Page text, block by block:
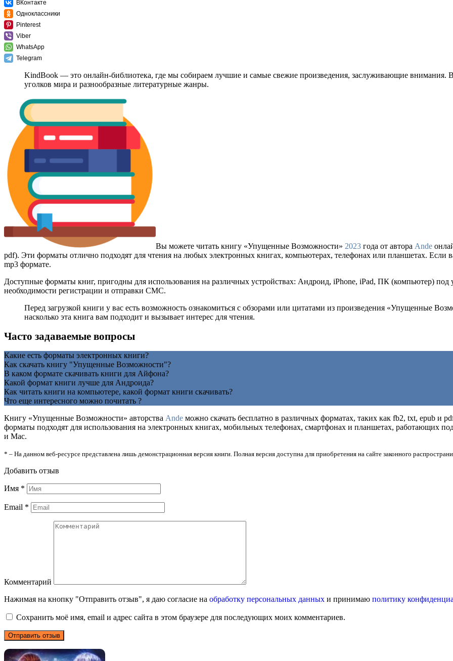
ВКонтакте
Одноклассники
Pinterest
Viber
WhatsApp
Telegram
KindBook — это онлайн-библиотека, где мы собираем лучшие и самые свежие произведения, заслуживающие внимания.
уголков мира и разнообразные литературные жанры.
Вы можете читать книгу «Упущенные Возможности» 2023 года от автора Ande
pdf). Эти форматы отлично подходят для чтения на любых электронных книгах, компьютерах, телефонах или планшетах. Если
mp3 формате.
Доступные форматы книг, пригодны для использования на различных устройствах: Андроид, iPhone, iPad, ПК (компьютер)
необходимости регистрации и отправки СМС.
Перед загрузкой книги у вас есть возможность ознакомиться с обзорами или цитатами из произведения «Упущенные
насколько эта книга вам подходит и вызывает интерес для чтения.
Часто задаваемые вопросы
Какие есть форматы электронных книги?
Как скачать книгу "Упущенные Возможности"?
В каком формате скачивать книги для Айфона?
Какой формат книги лучше для Андроида?
Как читать книги на компьютере, какой формат книги скачивать?
Что еще интересного можно почитать ?
Книгу «Упущенные Возможности» авторства Ande можно скачать бесплатно в различных форматах, таких как fb2, txt, epub и
форматы подходят для использования на электронных книгах, мобильных телефонах, смартфонах и планшетах, работающих
и Mac.
* – На данном веб-ресурсе представлена лишь демонстрационная версия книги. Полная версия доступна для приобретения на сайте законного
Добавить отзыв
Имя *
Email *
Комментарий
Нажимая на кнопку "Отправить отзыв", я даю согласие на обработку персональных данных и принимаю политику
Сохранить моё имя, email и адрес сайта в этом браузере для последующих моих комментариев.